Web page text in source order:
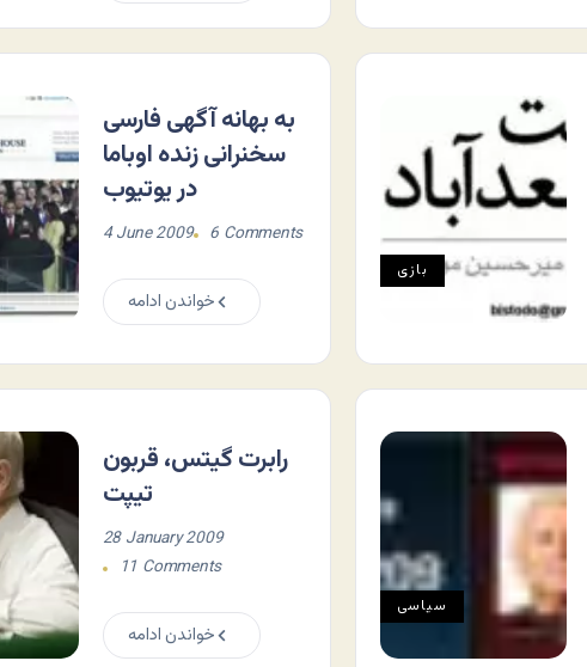
به بهانه آگهی فارسی
سخنرانی زنده اوباما
در یوتیوب
4 June 2009 6 Comments
خواندن ادامه
بازی
رابرت گیتس، قربون
تیپت
28 January 2009
11 Comments
خواندن ادامه
سياسی